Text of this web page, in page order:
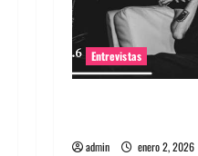
Entrevistas
admin enero 2, 2026